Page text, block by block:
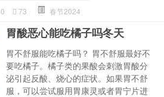
0 73 春节2024
胃酸恶心能吃橘子吗冬天
胃不舒服能吃橘子吗？ 胃不舒服最好不
要吃橘子。橘子类的果酸会刺激胃酸分
泌引起反酸、烧心的症状。如果胃不舒
服，可以尝试服用胃康灵或者胃宁片进